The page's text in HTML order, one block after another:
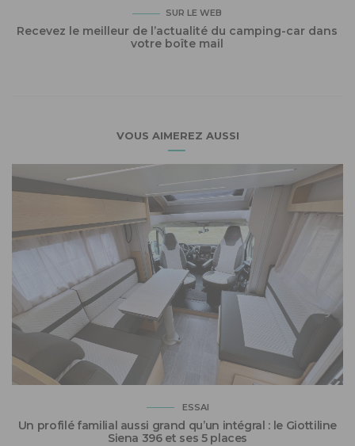
SUR LE WEB
Recevez le meilleur de l’actualité du camping-car dans
votre boîte mail
VOUS AIMEREZ AUSSI
ESSAI
Un profilé familial aussi grand qu’un intégral : le Giottiline
Siena 396 et ses 5 places